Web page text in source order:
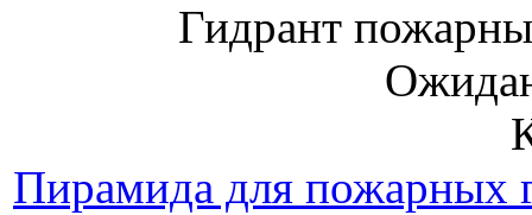
Гидрант
Пирамида для пожарных